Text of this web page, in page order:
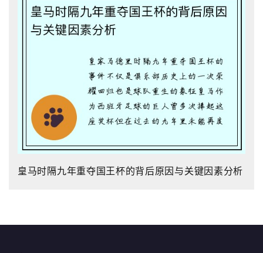
皇马时隔九年重夺国王杯的背后原因与关键因素分析